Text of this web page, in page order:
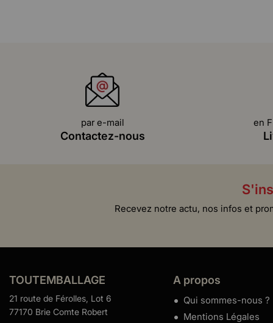
par e-mail
Contactez-nous
en
Recevez notre actu, nos infos et
TOUTEMBALLAGE
21 route de Férolles, Lot 6
77170 Brie Comte Robert
A propos
Qui sommes-nous ?
Mentions Légales